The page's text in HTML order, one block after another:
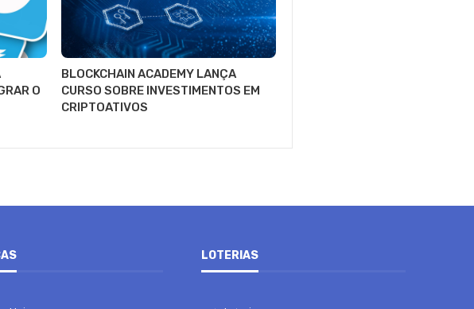
O
BLOCKCHAIN ACADEMY LANÇA
CURSO SOBRE INVESTIMENTOS EM
CRIPTOATIVOS
LOTERIAS